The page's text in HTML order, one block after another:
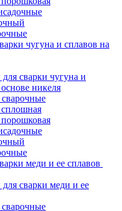
чугуна и сплавов на
сварки чугуна и
никеля
меди и ее сплавов
сварки меди и ее